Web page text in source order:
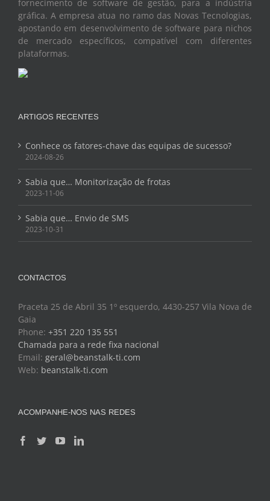
fornecimento de software de gestão, para a indústria
gráfica. A empresa atua no ramo das Novas Tecnologias,
apostando em desenvolvimento de software para nichos
de mercado específicos, compatível com diferentes
plataformas.
ARTIGOS RECENTES
Conhece os fatores-chave das equipas de sucesso?
2024-08-26
Sabia que… Monitorização de frotas
2023-11-06
Sabia que… Envio de SMS
2023-10-31
CONTACTOS
Praceta 25 de Abril 35 1º esquerdo, 4430-257 Vila Nova de
Gaia
Phone: +351 220 135 551
Chamada para a rede fixa nacional
Email: geral@beanstalk-ti.com
Web: beanstalk-ti.com
ACOMPANHE-NOS NAS REDES